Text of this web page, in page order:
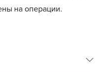
на операции.